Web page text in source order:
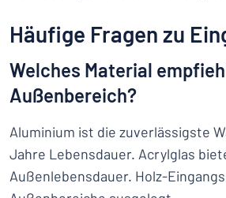
Häufige Fragen zu
Welches Material
Außenbereich?
Aluminium ist die zuverlässigste
Jahre Lebensdauer. Acrylglas
Außenlebensdauer. Holz-